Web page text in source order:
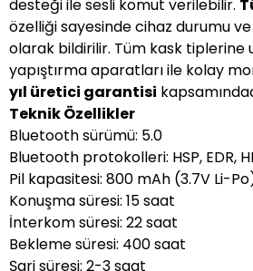
desteği ile sesli komut verilebilir.
özelliği sayesinde cihaz durumu
olarak bildirilir. Tüm kask tiplerine
yapıştırma aparatları ile kolay
yıl üretici garantisi
Teknik Özellikler
Bluetooth sürümü: 5.0
Bluetooth protokolleri: HSP, EDR,
Pil kapasitesi: 800 mAh (3.7V Li-
Konuşma süresi: 15 saat
İnterkom süresi: 22 saat
Bekleme süresi: 400 saat
Şarj süresi: 2-3 saat